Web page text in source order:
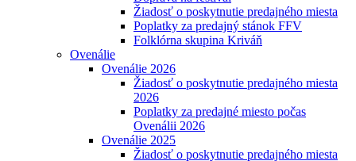
Žiadosť o poskytnutie predajného miesta
Poplatky za predajný stánok FFV
Folklórna skupina Kriváň
Ovenálie
Ovenálie 2026
Žiadosť o poskytnutie predajného miesta
2026
Poplatky za predajné miesto počas
Ovenálii 2026
Ovenálie 2025
Žiadosť o poskytnutie predajného miesta